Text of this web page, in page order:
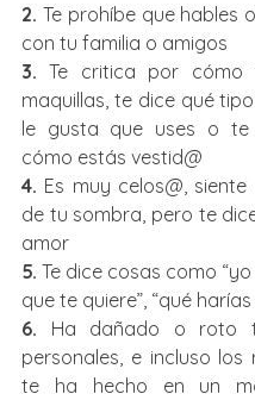
2. Te prohíbe que hables
con tu familia o amigos
3. Te critica por cómo
maquillas, te dice qué
le gusta que uses o te
cómo estás vestid@
4. Es muy celos@,
de tu sombra, pero te
amor
5. Te dice cosas como
que te quiere”, “qué harías
6. Ha dañado o roto
personales, e incluso los
te ha hecho en un